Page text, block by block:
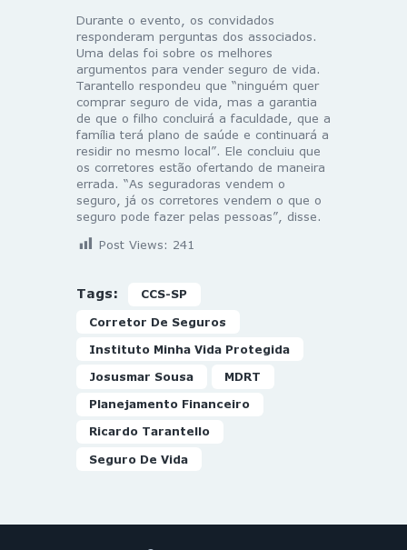
Durante o evento, os convidados
responderam perguntas dos associados.
Uma delas foi sobre os melhores
argumentos para vender seguro de vida.
Tarantello respondeu que “ninguém quer
comprar seguro de vida, mas a garantia
de que o filho concluirá a faculdade, que a
família terá plano de saúde e continuará a
residir no mesmo local”. Ele concluiu que
os corretores estão ofertando de maneira
errada. “As seguradoras vendem o
seguro, já os corretores vendem o que o
seguro pode fazer pelas pessoas”, disse.
Post Views: 241
Tags: CCS-SP
Corretor De Seguros
Instituto Minha Vida Protegida
Josusmar Sousa MDRT
Planejamento Financeiro
Ricardo Tarantello
Seguro De Vida